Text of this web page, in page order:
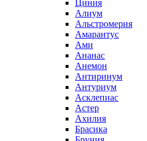
Циния
Алиум
Альстромерия
Амарантус
Ами
Ананас
Анемон
Антиринум
Антуриум
Асклепиас
Астер
Ахилия
Брасика